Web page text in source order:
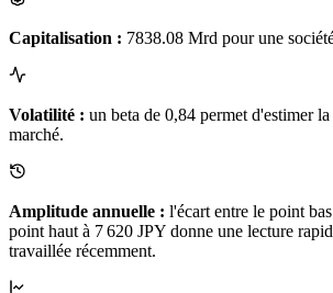
Capitalisation : 7838.08 Mrd pour une
Volatilité : un beta de 0,84 permet d'estimer
marché.
Amplitude annuelle : l'écart entre le point
point haut à 7 620 JPY donne une lecture
travaillée récemment.